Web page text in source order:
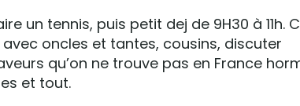
un tennis, puis petit dej de 9H30 à 11h.
oncles et tantes, cousins, discuter
qu’on ne trouve pas en France
et tout.